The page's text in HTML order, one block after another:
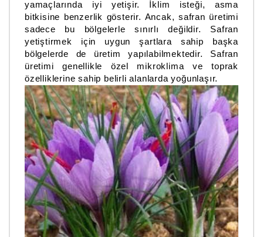
yamaçlarında iyi yetişir. İklim isteği, asma
bitkisine benzerlik gösterir. Ancak, safran üretimi
sadece bu bölgelerle sınırlı değildir. Safran
yetiştirmek için uygun şartlara sahip başka
bölgelerde de üretim yapılabilmektedir. Safran
üretimi genellikle özel mikroklima ve toprak
özelliklerine sahip belirli alanlarda yoğunlaşır.